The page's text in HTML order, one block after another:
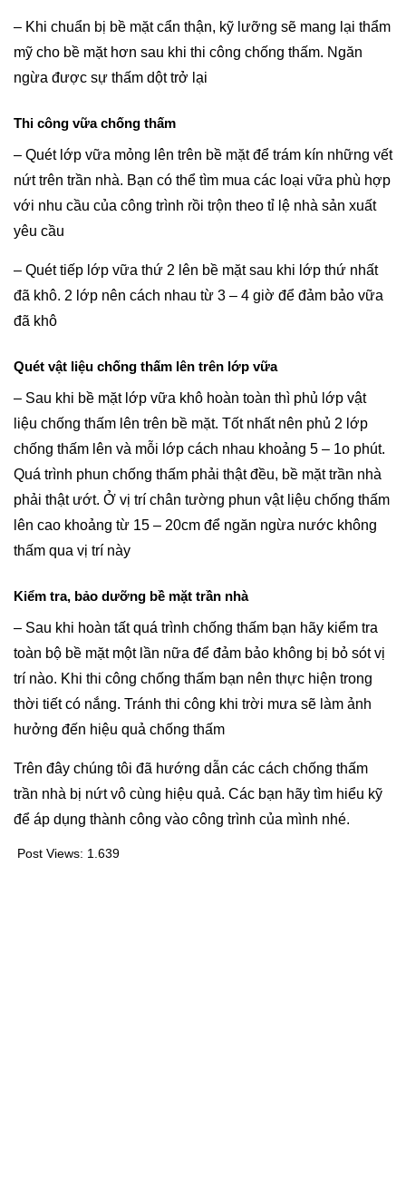
– Khi chuẩn bị bề mặt cẩn thận, kỹ lưỡng sẽ mang lại thẩm
mỹ cho bề mặt hơn sau khi thi công chống thấm. Ngăn
ngừa được sự thấm dột trở lại
Thi công vữa chống thấm
– Quét lớp vữa mỏng lên trên bề mặt để trám kín những vết
nứt trên trần nhà. Bạn có thể tìm mua các loại vữa phù hợp
với nhu cầu của công trình rồi trộn theo tỉ lệ nhà sản xuất
yêu cầu
– Quét tiếp lớp vữa thứ 2 lên bề mặt sau khi lớp thứ nhất
đã khô. 2 lớp nên cách nhau từ 3 – 4 giờ để đảm bảo vữa
đã khô
Quét vật liệu chống thấm lên trên lớp vữa
– Sau khi bề mặt lớp vữa khô hoàn toàn thì phủ lớp vật
liệu chống thấm lên trên bề mặt. Tốt nhất nên phủ 2 lớp
chống thấm lên và mỗi lớp cách nhau khoảng 5 – 1o phút.
Quá trình phun chống thấm phải thật đều, bề mặt trần nhà
phải thật ướt. Ở vị trí chân tường phun vật liệu chống thấm
lên cao khoảng từ 15 – 20cm để ngăn ngừa nước không
thấm qua vị trí này
Kiểm tra, bảo dưỡng bề mặt trần nhà
– Sau khi hoàn tất quá trình chống thấm bạn hãy kiểm tra
toàn bộ bề mặt một lần nữa để đảm bảo không bị bỏ sót vị
trí nào. Khi thi công chống thấm bạn nên thực hiện trong
thời tiết có nắng. Tránh thi công khi trời mưa sẽ làm ảnh
hưởng đến hiệu quả chống thấm
Trên đây chúng tôi đã hướng dẫn các cách chống thấm
trần nhà bị nứt vô cùng hiệu quả. Các bạn hãy tìm hiểu kỹ
để áp dụng thành công vào công trình của mình nhé.
Post Views: 1.639